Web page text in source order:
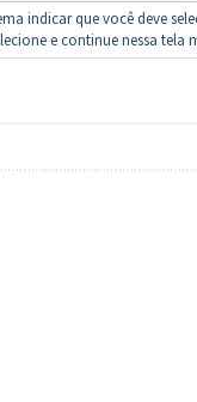
indicar que você deve
e continue nessa tela